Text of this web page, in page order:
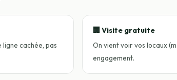
ligne cachée, pas
🏢 Visite gratuite
On vient voir vos locaux
engagement.